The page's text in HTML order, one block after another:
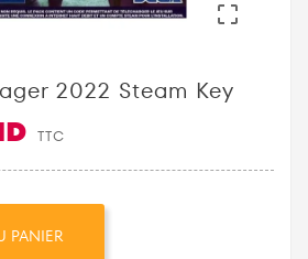

2022 Steam Key
TTC
PANIER